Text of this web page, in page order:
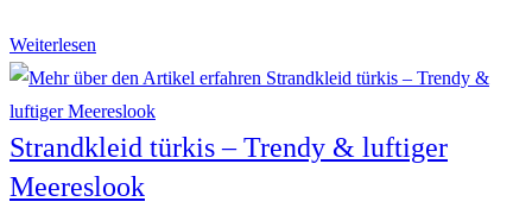
Weiterlesen
Strandkleider
für
ein
Fashion-
Strandkleid türkis – Trendy & luftiger
Meereslook